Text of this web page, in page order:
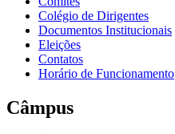
Colégio de Dirigentes
Documentos Institucionais
Eleições
Contatos
Horário de Funcionamento
Câmpus